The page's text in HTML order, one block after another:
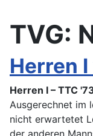
TVG:
Herren
Herren I – TTC
Ausgerechnet im
nicht erwartetet
der anderen